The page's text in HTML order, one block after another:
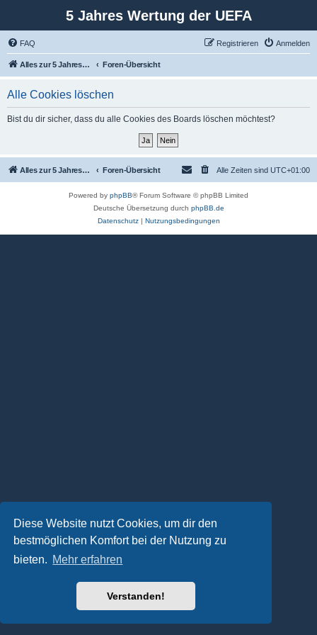
Diese Website nutzt Cookies, um dir den
bestmöglichen Komfort bei der Nutzung zu
bieten. Mehr erfahren
Verstanden!
5 Jahres Wertung der UEFA
FAQ Anmelden
Registrieren
Alles zur 5 Jahreswertung / Tabelle der UEFA mit vielen Statistiken. Foren-Übersicht
Alle Cookies löschen
Bist du dir sicher, dass du alle Cookies des Boards löschen möchtest?
Alles zur 5 Jahreswertung / Tabelle der UEFA mit vielen Statistiken. Foren-Übersicht Alle Zeiten sind UTC+01:00
Powered by phpBB® Forum Software © phpBB Limited
Deutsche Übersetzung durch phpBB.de
Datenschutz| Nutzungsbedingungen